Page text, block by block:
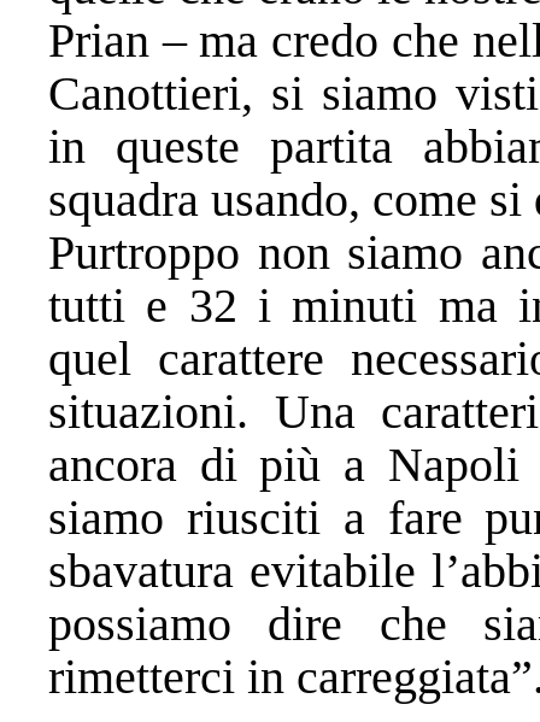
Prian – ma credo che
Canottieri, si siamo
in queste partita
squadra usando, come
Purtroppo non siamo
tutti e 32 i minuti ma
quel carattere
situazioni. Una
ancora di più a Napoli
siamo riusciti a fare
sbavatura evitabile
possiamo dire che
rimetterci in